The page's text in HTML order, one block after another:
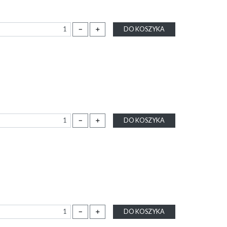
－ ＋ DO KOSZYKA
－ ＋ DO KOSZYKA
－ ＋ DO KOSZYKA